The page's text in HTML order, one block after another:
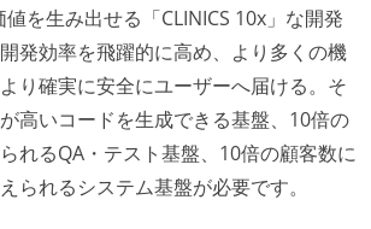
を生み出せる「CLINICS 10x」な開発
発効率を飛躍的に高め、より多くの機
り確実に安全にユーザーへ届ける。そ
高いコードを生成できる基盤、10倍の
れるQA・テスト基盤、10倍の顧客数に
られるシステム基盤が必要です。